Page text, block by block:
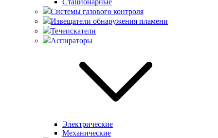
Стационарные
Системы газового контроля
Извещатели обнаружения пламени
Течеискатели
Аспираторы
Электрические
Механические